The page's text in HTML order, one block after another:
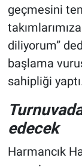
geçmesini
diliyorum”
başlama
sahipliği
edecek
Harmancık